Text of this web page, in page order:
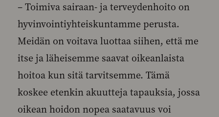
– Toimiva sairaan- ja terveydenhoito on
hyvinvointiyhteiskuntamme perusta.
Meidän on voitava luottaa siihen, että me
itse ja läheisemme saavat oikeanlaista
hoitoa kun sitä tarvitsemme. Tämä
koskee etenkin akuutteja tapauksia, jossa
oikean hoidon nopea saatavuus voi